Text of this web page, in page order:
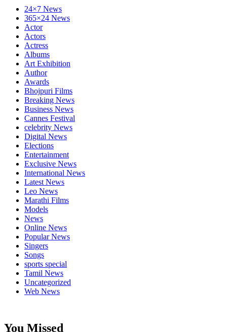
24×7 News
365×24 News
Actor
Actors
Actress
Albums
Art Exhibition
Author
Awards
Bhojpuri Films
Breaking News
Business News
Cannes Festival
celebrity News
Digital News
Elections
Entertainment
Exclusive News
International News
Latest News
Leo News
Marathi Films
Models
News
Online News
Popular News
Singers
Songs
sports special
Tamil News
Uncategorized
Web News
You Missed